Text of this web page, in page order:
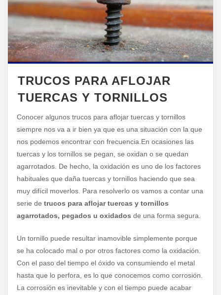
TRUCOS PARA AFLOJAR
TUERCAS Y TORNILLOS
Conocer algunos trucos para aflojar tuercas y tornillos
siempre nos va a ir bien ya que es una situación con la que
nos podemos encontrar con frecuencia.En ocasiones las
tuercas y los tornillos se pegan, se oxidan o se quedan
agarrotados. De hecho, la oxidación es uno de los factores
habituales que daña tuercas y tornillos haciendo que sea
muy difícil moverlos. Para resolverlo os vamos a contar una
serie de trucos para aflojar tuercas y tornillos
agarrotados, pegados u oxidados de una forma segura.
Un tornillo puede resultar inamovible simplemente porque
se ha colocado mal o por otros factores como la oxidación.
Con el paso del tiempo el óxido va consumiendo el metal
hasta que lo perfora, es lo que conocemos como corrosión.
La corrosión es inevitable y con el tiempo puede acabar